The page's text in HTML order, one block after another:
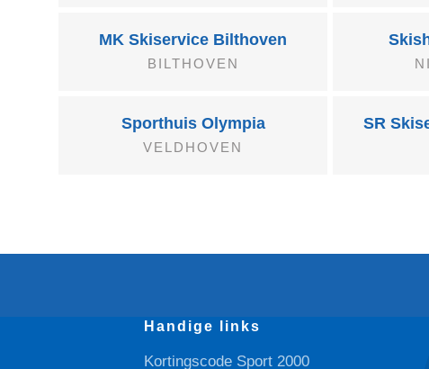
MK Skiservice Bilthoven
BILTHOVEN
Sporthuis Olympia
VELDHOVEN
SR
Handige links
Kortingscode Sport 2000